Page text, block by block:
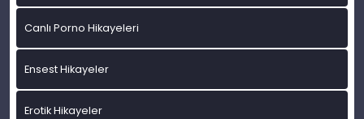
Canlı Porno Hikayeleri
Ensest Hikayeler
Erotik Hikayeler